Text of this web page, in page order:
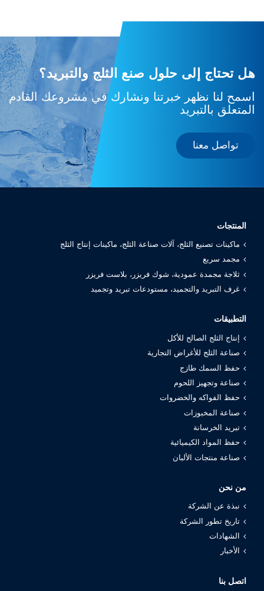
هل تحتاج إلى حلول صنع الثلج والتبريد؟
اسمح لنا نظهر خبرتنا ونشارك في مشروعك القادم
المتعلق بالتبريد
تواصل معنا
المنتجات
ماكينات تصنيع الثلج، آلات صناعة الثلج، ماكينات إنتاج الثلج
مجمد سريع
ثلاجة مجمدة عمودية، شوك فريزر، بلاست فريزر
غرف التبريد والتجميد، مستودعات تبريد وتجميد
التطبيقات
إنتاج الثلج الصالح للأكل
صناعة الثلج للأغراض التجارية
حفظ السمك طازج
صناعة وتجهيز اللحوم
حفظ الفواكه والخضروات
صناعة المخبوزات
تبريد الخرسانة
حفظ المواد الكيميائية
صناعة منتجات الألبان
من نحن
نبذة عن الشركة
تاريخ تطور الشركة
الشهادات
الأخبار
اتصل بنا